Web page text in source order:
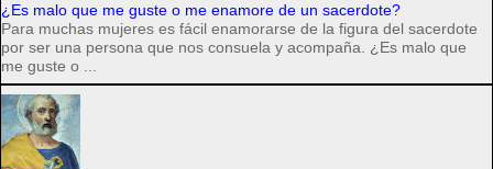
¿Es malo que me guste o me enamore de un sacerdote?
Para muchas mujeres es fácil enamorarse de la figura del sacerdote
por ser una persona que nos consuela y acompaña. ¿Es malo que
me guste o ...